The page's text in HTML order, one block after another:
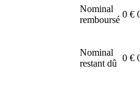
Nominal
remboursé
0 €
Nominal
restant dû
0 €